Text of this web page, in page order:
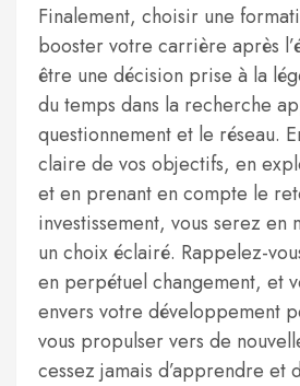
Finalement, choisir une
booster votre carrière après
être une décision prise à la
du temps dans la recherche
questionnement et le réseau.
claire de vos objectifs, en
et en prenant en compte le
investissement, vous serez en
un choix éclairé. Rappelez-
en perpétuel changement, et
envers votre développement
vous propulser vers de
cessez jamais d’apprendre et